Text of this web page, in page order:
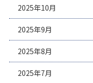
2025年10月
2025年9月
2025年8月
2025年7月